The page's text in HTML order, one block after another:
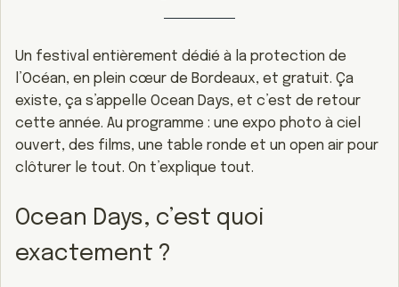
Un festival entièrement dédié à la protection de
l’Océan, en plein cœur de Bordeaux, et gratuit. Ça
existe, ça s’appelle Ocean Days, et c’est de retour
cette année. Au programme : une expo photo à ciel
ouvert, des films, une table ronde et un open air pour
clôturer le tout. On t’explique tout.
Ocean Days, c’est quoi
exactement ?